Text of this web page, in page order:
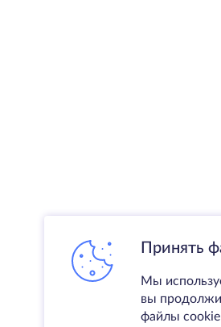
Принять
Мы
вы
файлы cookie